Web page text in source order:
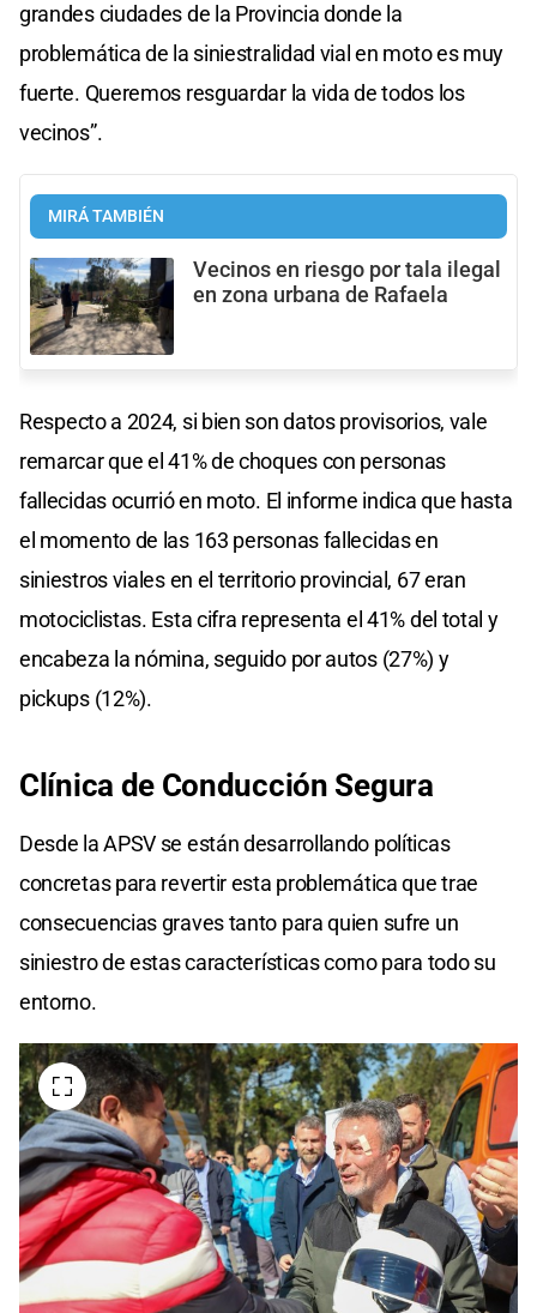
grandes ciudades de la Provincia donde la
problemática de la siniestralidad vial en moto es muy
fuerte. Queremos resguardar la vida de todos los
vecinos”.
MIRÁ TAMBIÉN
Vecinos en riesgo por tala ilegal
en zona urbana de Rafaela
Respecto a 2024, si bien son datos provisorios, vale
remarcar que el 41% de choques con personas
fallecidas ocurrió en moto. El informe indica que hasta
el momento de las 163 personas fallecidas en
siniestros viales en el territorio provincial, 67 eran
motociclistas. Esta cifra representa el 41% del total y
encabeza la nómina, seguido por autos (27%) y
pickups (12%).
Clínica de Conducción Segura
Desde la APSV se están desarrollando políticas
concretas para revertir esta problemática que trae
consecuencias graves tanto para quien sufre un
siniestro de estas características como para todo su
entorno.